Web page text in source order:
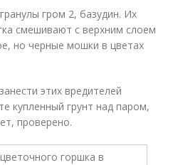
гром 2, базудин. Их
смешивают с верхним слоем
но черные мошки в цветах
этих вредителей
купленный грунт над паром,
проверено.